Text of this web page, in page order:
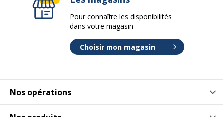
Nos opérations
Pour connaître les disponibilités
dans votre magasin
Choisir mon magasin